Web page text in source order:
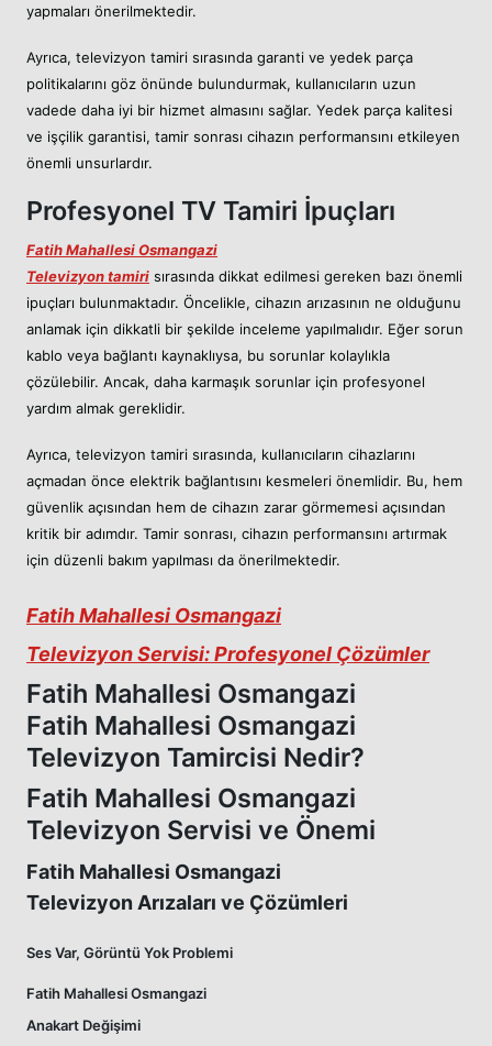
yapmaları önerilmektedir.
Ayrıca, televizyon tamiri sırasında garanti ve yedek parça
politikalarını göz önünde bulundurmak, kullanıcıların uzun
vadede daha iyi bir hizmet almasını sağlar. Yedek parça kalitesi
ve işçilik garantisi, tamir sonrası cihazın performansını etkileyen
önemli unsurlardır.
Profesyonel TV Tamiri İpuçları
Fatih Mahallesi Osmangazi
Televizyon tamiri sırasında dikkat edilmesi gereken bazı önemli
ipuçları bulunmaktadır. Öncelikle, cihazın arızasının ne olduğunu
anlamak için dikkatli bir şekilde inceleme yapılmalıdır. Eğer sorun
kablo veya bağlantı kaynaklıysa, bu sorunlar kolaylıkla
çözülebilir. Ancak, daha karmaşık sorunlar için profesyonel
yardım almak gereklidir.
Ayrıca, televizyon tamiri sırasında, kullanıcıların cihazlarını
açmadan önce elektrik bağlantısını kesmeleri önemlidir. Bu, hem
güvenlik açısından hem de cihazın zarar görmemesi açısından
kritik bir adımdır. Tamir sonrası, cihazın performansını artırmak
için düzenli bakım yapılması da önerilmektedir.
Fatih Mahallesi Osmangazi
Televizyon Servisi: Profesyonel Çözümler
Fatih Mahallesi Osmangazi
Fatih Mahallesi Osmangazi
Televizyon Tamircisi Nedir?
Fatih Mahallesi Osmangazi
Televizyon Servisi ve Önemi
Fatih Mahallesi Osmangazi
Televizyon Arızaları ve Çözümleri
Ses Var, Görüntü Yok Problemi
Fatih Mahallesi Osmangazi
Anakart Değişimi